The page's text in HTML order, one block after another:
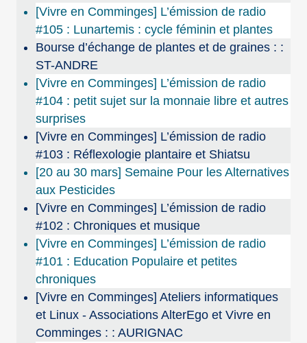
[Vivre en Comminges] L’émission de radio
#105 : Lunartemis : cycle féminin et plantes
Bourse d’échange de plantes et de graines : :
ST-ANDRE
[Vivre en Comminges] L’émission de radio
#104 : petit sujet sur la monnaie libre et autres
surprises
[Vivre en Comminges] L’émission de radio
#103 : Réflexologie plantaire et Shiatsu
[20 au 30 mars] Semaine Pour les Alternatives
aux Pesticides
[Vivre en Comminges] L’émission de radio
#102 : Chroniques et musique
[Vivre en Comminges] L’émission de radio
#101 : Education Populaire et petites
chroniques
[Vivre en Comminges] Ateliers informatiques
et Linux - Associations AlterEgo et Vivre en
Comminges : : AURIGNAC